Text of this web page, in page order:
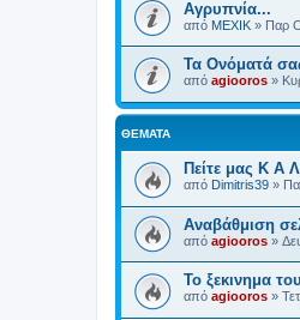
Αγρυπνία...
από MEXIK » Παρ
Τα Ονόματά
από agiooros »
ΘΈΜΑΤΑ
Πείτε μας Κ Α
από Dimitris39 »
Αναβάθμιση
από agiooros »
Το ξεκινημα
από agiooros »